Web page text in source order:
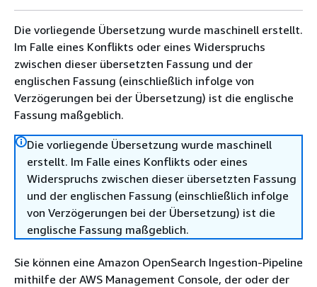
Die vorliegende Übersetzung wurde maschinell erstellt.
Im Falle eines Konflikts oder eines Widerspruchs
zwischen dieser übersetzten Fassung und der
englischen Fassung (einschließlich infolge von
Verzögerungen bei der Übersetzung) ist die englische
Fassung maßgeblich.
Die vorliegende Übersetzung wurde maschinell
erstellt. Im Falle eines Konflikts oder eines
Widerspruchs zwischen dieser übersetzten Fassung
und der englischen Fassung (einschließlich infolge
von Verzögerungen bei der Übersetzung) ist die
englische Fassung maßgeblich.
Sie können eine Amazon OpenSearch Ingestion-Pipeline
mithilfe der AWS Management Console, der oder der